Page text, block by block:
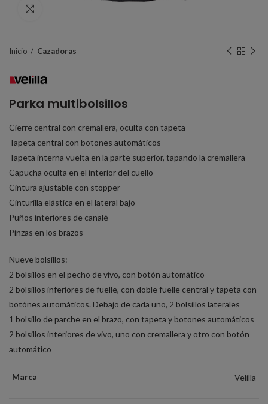
Inicio Cazadoras
Parka multibolsillos
Cierre central con cremallera, oculta con tapeta
Tapeta central con botones automáticos
Tapeta interna vuelta en la parte superior, tapando la cremallera
Capucha oculta en el interior del cuello
Cintura ajustable con stopper
Cinturilla elástica en el lateral bajo
Puños interiores de canalé
Pinzas en los brazos
Nueve bolsillos:
2 bolsillos en el pecho de vivo, con botón automático
2 bolsillos inferiores de fuelle, con doble fuelle central y tapeta con
botónes automáticos. Debajo de cada uno, 2 bolsillos laterales
1 bolsillo de parche en el brazo, con tapeta y botones automáticos
2 bolsillos interiores de vivo, uno con cremallera y otro con botón
automático
Marca Velilla